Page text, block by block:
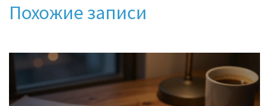
Похожие записи